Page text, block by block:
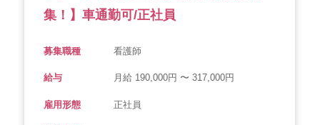
集！】車通勤可/正社員
募集職種 看護師
給与 月給 190,000円 〜 317,000円
雇用形態 正社員